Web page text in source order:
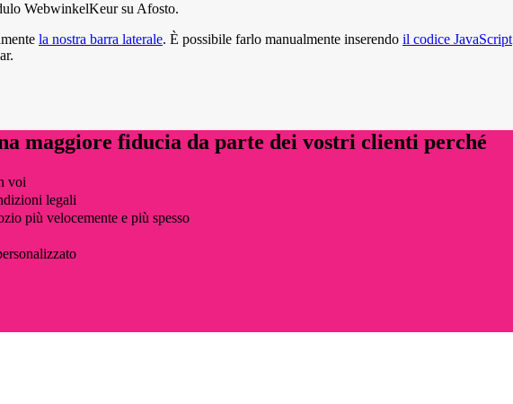
WebwinkelKeur su Afosto.
la nostra barra laterale. È possibile farlo manualmente inserendo il codice JavaScript
maggiore fiducia da parte dei vostri clienti perché
voi
legali
più velocemente e più spesso